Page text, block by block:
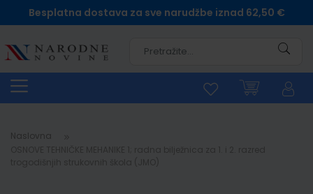
Besplatna dostava za sve narudžbe iznad 62,50 €
Naslovna